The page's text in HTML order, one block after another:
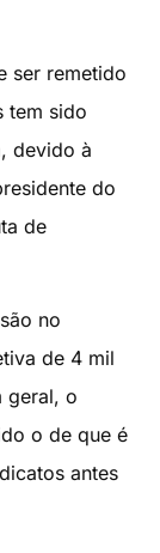
ser remetido
tem sido
devido à
do
de
no
de 4 mil
geral, o
o de que é
antes